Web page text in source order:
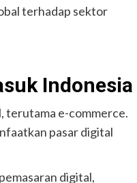
terhadap sektor
Indonesia
terutama e-commerce.
pasar digital
digital,